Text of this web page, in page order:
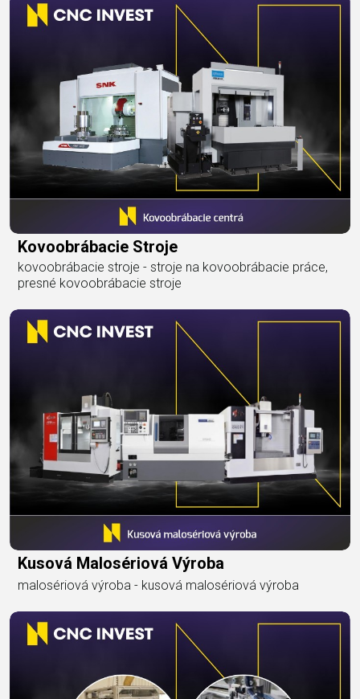
Kovoobrábacie Stroje
kovoobrábacie stroje - stroje na kovoobrábacie práce,
presné kovoobrábacie stroje
Kusová Malosériová Výroba
malosériová výroba - kusová malosériová výroba